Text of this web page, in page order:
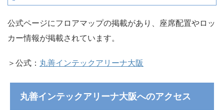
公式ページにフロアマップの掲載があり、座席配置やロッ
カー情報が掲載されています。
＞公式： 丸善インテックアリーナ大阪
丸善インテックアリーナ大阪へのアクセス